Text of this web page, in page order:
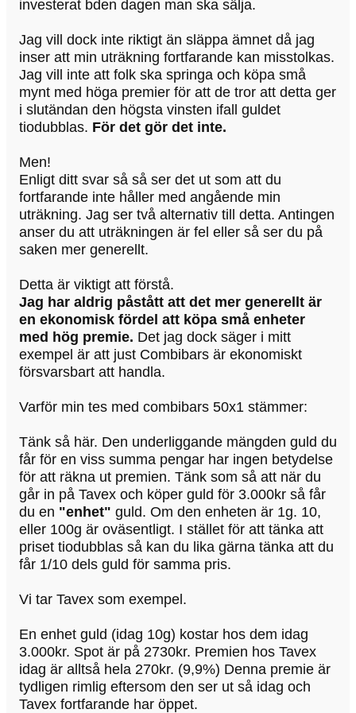
investerat bden dagen man ska sälja.
Jag vill dock inte riktigt än släppa ämnet då jag
inser att min uträkning fortfarande kan misstolkas.
Jag vill inte att folk ska springa och köpa små
mynt med höga premier för att de tror att detta ger
i slutändan den högsta vinsten ifall guldet
tiodubblas. För det gör det inte.
Men!
Enligt ditt svar så så ser det ut som att du
fortfarande inte håller med angående min
uträkning. Jag ser två alternativ till detta. Antingen
anser du att uträkningen är fel eller så ser du på
saken mer generellt.
Detta är viktigt att förstå.
Jag har aldrig påstått att det mer generellt är
en ekonomisk fördel att köpa små enheter
med hög premie. Det jag dock säger i mitt
exempel är att just Combibars är ekonomiskt
försvarsbart att handla.
Varför min tes med combibars 50x1 stämmer:
Tänk så här. Den underliggande mängden guld du
får för en viss summa pengar har ingen betydelse
för att räkna ut premien. Tänk som så att när du
går in på Tavex och köper guld för 3.000kr så får
du en "enhet" guld. Om den enheten är 1g. 10,
eller 100g är oväsentligt. I stället för att tänka att
priset tiodubblas så kan du lika gärna tänka att du
får 1/10 dels guld för samma pris.
Vi tar Tavex som exempel.
En enhet guld (idag 10g) kostar hos dem idag
3.000kr. Spot är på 2730kr. Premien hos Tavex
idag är alltså hela 270kr. (9,9%) Denna premie är
tydligen rimlig eftersom den ser ut så idag och
Tavex fortfarande har öppet.